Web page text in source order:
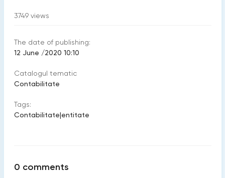
3749 views
The date of publishing:
12 June /2020 10:10
Catalogul tematic
Contabilitate
Tags:
Contabilitate|entitate
0 comments